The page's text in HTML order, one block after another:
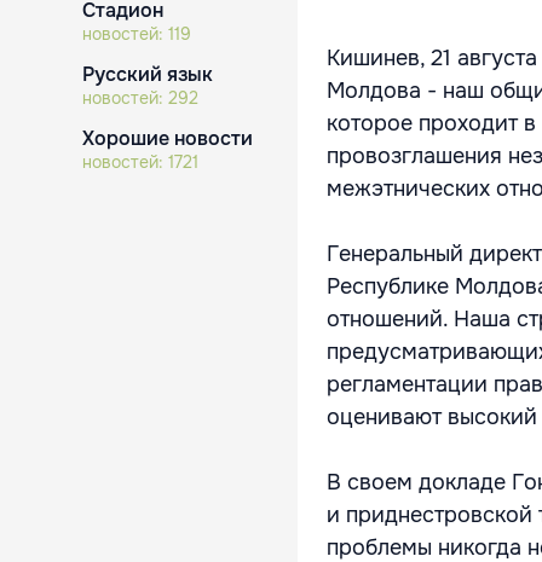
Стадион
новостей: 119
Русский язык
новостей: 292
Хорошие новости
новостей: 1721
Кишинев, 21
Молдова - наш
которое проходит
провозглашения
межэтнических
Генеральный
Республике
отношений. Наша
регламентации
оценивают высокий
В своем докладе
и приднестровской
проблемы никогда